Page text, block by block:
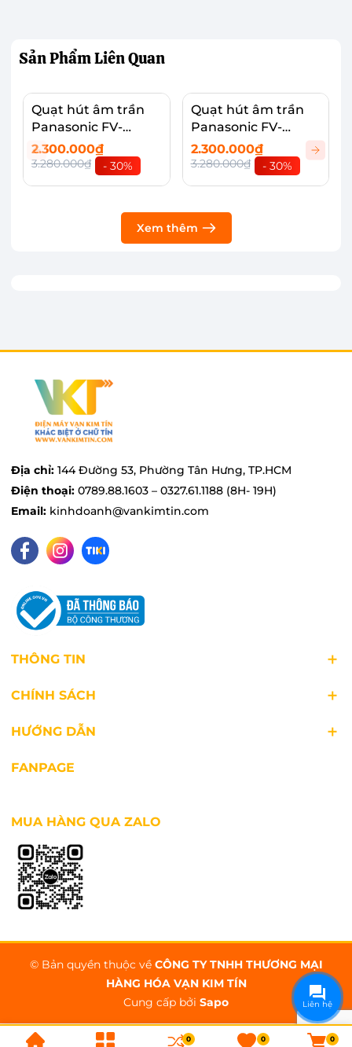
Mẫu quạt trần Panasonic này sử dụng động cơ
bạc đạn với dây quấn bằng đồng giúp quạt hoạt
động êm ái, bền bỉ, không gây tiếng ồn ảnh
Quạt trần Panasonic F-56MPG được cài đặt 3 tốc
độ gió với lưu lượng gió 180m³/phút, cho người
dùng có thể thỏa sức lựa chọn tốc độ gió theo
nhu cầu cũng như mục đích sử dụng.
Sản PhẩmLiên Quan
Quạt hút âm trần
Panasonic FV-
24CH9
2.300.000₫
3.280.000₫ - 30%
Quạt hút âm trần
Panasonic FV-
24CH8
2.300.000₫
3.280.000₫ - 30%
Xem thêm
Địa chỉ: 144 Đường 53, Phường Tân Hưng, TP.HCM
Điện thoại: 0789.88.1603 – 0327.61.1188 (8H- 19H)
Email: kinhdoanh@vankimtin.com
THÔNG TIN
CHÍNH SÁCH
HƯỚNG DẪN
FANPAGE
MUA HÀNG QUA ZALO
© Bản quyền thuộc về CÔNG TY TNHH THƯƠNG MẠI
HÀNG HÓA VẠN KIM TÍN
Cung cấp bởi Sapo
0 0 0
Liên hệ